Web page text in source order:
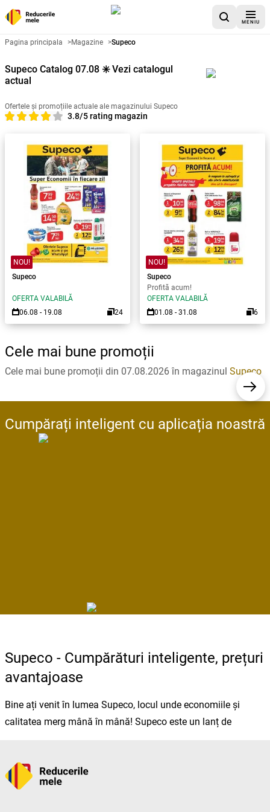
MENIU
Pagina principala >Magazine >Supeco
Supeco Catalog 07.08 ✳️ Vezi catalogul
actual
Ofertele și promoțiile actuale ale magazinului Supeco
3.8/5 rating magazin
NOU!
Supeco
OFERTA VALABILĂ
06.08 - 19.08
24
NOU!
Supeco
Profită acum!
OFERTA VALABILĂ
01.08 - 31.08
6
Cele mai bune promoții
Cele mai bune promoții din 07.08.2026 în magazinul Supeco
Cumpărați inteligent cu aplicația noastră
Supeco - Cumpărături inteligente, prețuri
avantajoase
Bine ați venit în lumea Supeco, locul unde economiile și
calitatea merg mână în mână! Supeco este un lanț de
supermarket tradițional cu cele ale unui magazin de tip
cash&carry.